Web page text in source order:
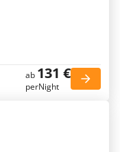
ab 131 €
perNight